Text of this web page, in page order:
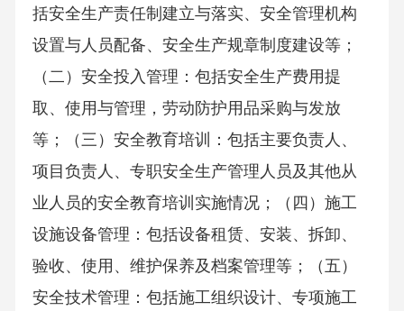
括安全生产责任制建立与落实、安全管理机构
设置与人员配备、安全生产规章制度建设等；
（二）安全投入管理：包括安全生产费用提
取、使用与管理，劳动防护用品采购与发放
等；（三）安全教育培训：包括主要负责人、
项目负责人、专职安全生产管理人员及其他从
业人员的安全教育培训实施情况；（四）施工
设施设备管理：包括设备租赁、安装、拆卸、
验收、使用、维护保养及档案管理等；（五）
安全技术管理：包括施工组织设计、专项施工